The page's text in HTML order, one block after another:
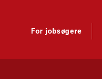
For jobsøgere